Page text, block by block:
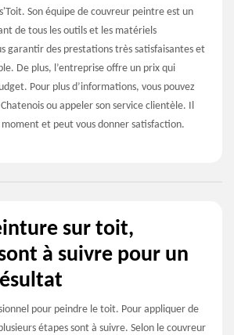
Son équipe de couvreur peintre est un
de tous les outils et les matériels
garantir des prestations très satisfaisantes et
De plus, l’entreprise offre un prix qui
Pour plus d’informations, vous pouvez
ou appeler son service clientèle. Il
et peut vous donner satisfaction.
sur toit,
à suivre pour un
pour peindre le toit. Pour appliquer de
étapes sont à suivre. Selon le couvreur